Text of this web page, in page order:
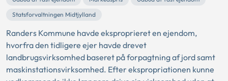
Statsforvaltningen Midtjylland
Randers Kommune havde eksproprieret en ejendom,
hvorfra den tidligere ejer havde drevet
landbrugsvirksomhed baseret på forpagtning af jord samt
maskinstationsvirksomhed. Efter ekspropriationen kunne